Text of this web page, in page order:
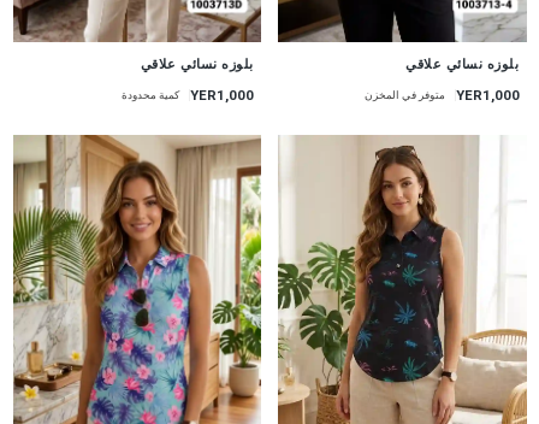
بلوزه نسائي علاقي
YER1,000 متوفر في المخزن
بلوزه نسائي علاقي
YER1,000 كمية محدودة